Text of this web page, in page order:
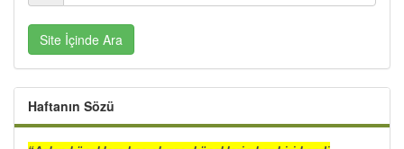
Site İçinde Ara
Haftanın Sözü